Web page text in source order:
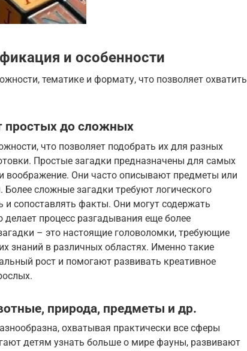
и особенности
тематике и формату, что позволяет охватить
простых до сложных
что позволяет подобрать их для разных
Простые загадки предназначены для самых
воображение. Они часто описывают предметы или
сложные загадки требуют логического
сопоставлять факты. Они могут содержать
процесс разгадывания еще более
– это настоящие головоломки, требующие
знаний в различных областях. Именно такие
рост и помогают развивать креативное
природа, предметы и др.
охватывая практически все сферы
детям узнать больше о мире фауны, развивают